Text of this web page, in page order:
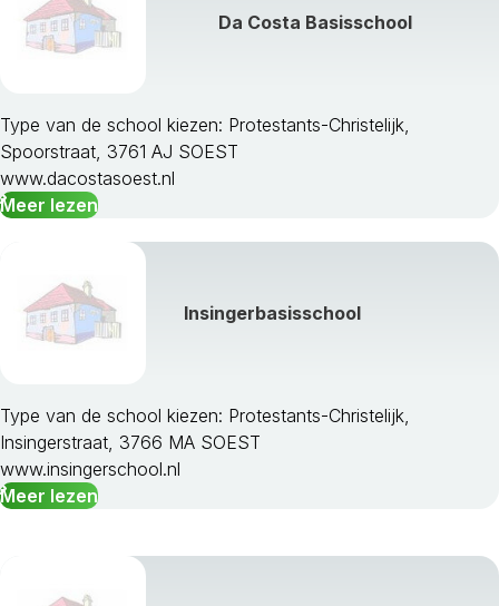
Da Costa Basisschool
Type van de school kiezen: Protestants-Christelijk,
Spoorstraat, 3761 AJ SOEST
www.dacostasoest.nl
Meer lezen
Insingerbasisschool
Type van de school kiezen: Protestants-Christelijk,
Insingerstraat, 3766 MA SOEST
www.insingerschool.nl
Meer lezen